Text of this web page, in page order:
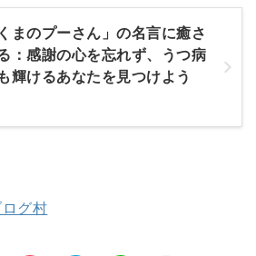
くまのプーさん」の名言に癒さ
：感謝の心を忘れず、うつ病
輝けるあなたを見つけよう
グ村